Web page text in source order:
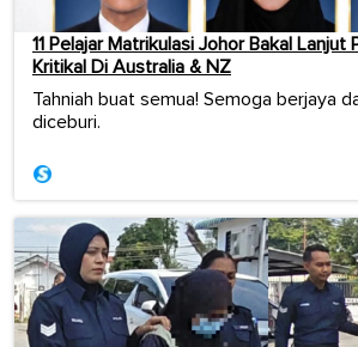
11 Pelajar Matrikulasi Johor Bakal Lanjut
Kritikal Di Australia & NZ
Tahniah buat semua! Semoga berjaya
diceburi.